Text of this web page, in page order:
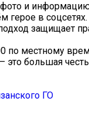
и
герое в
защищает
по местному
это большая
ГО